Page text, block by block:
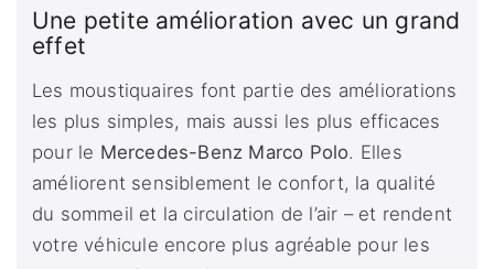
Une petite amélioration avec un grand
effet
Les moustiquaires font partie des améliorations
les plus simples, mais aussi les plus efficaces
pour le Mercedes-Benz Marco Polo. Elles
améliorent sensiblement le confort, la qualité
du sommeil et la circulation de l’air – et rendent
votre véhicule encore plus agréable pour les